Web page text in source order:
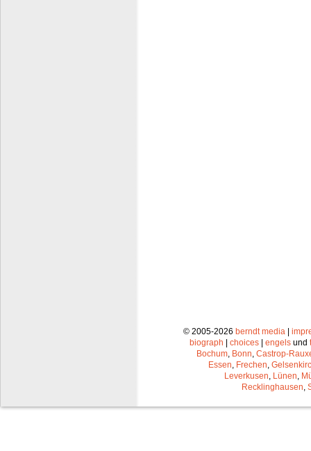
© 2005-2026 berndt media |
biograph | choices | engels und
Bochum Bonn Castrop-
Essen Frechen
Leverkusen Lünen
Recklinghausen